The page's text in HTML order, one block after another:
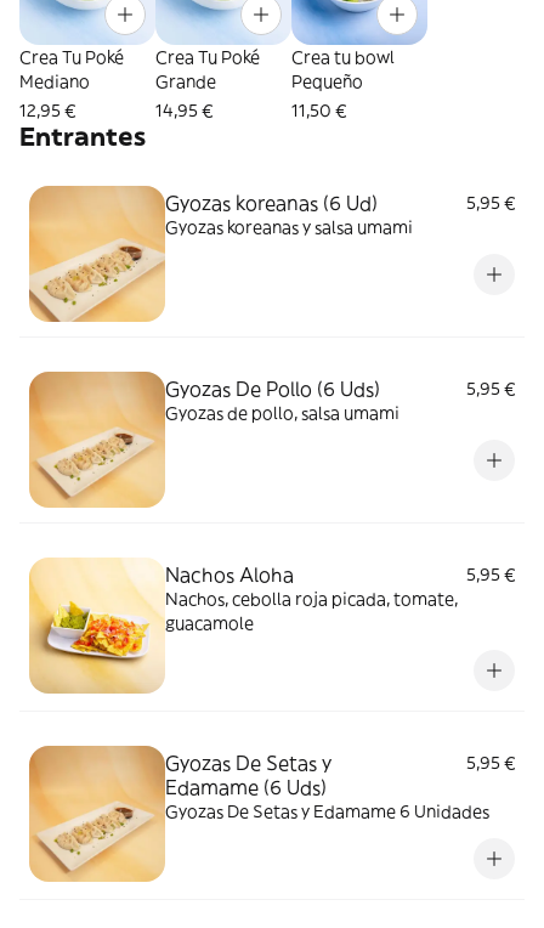
Crea Tu Poké
Mediano
12,95 €
Crea Tu Poké
Grande
14,95 €
Crea tu bowl
Pequeño
11,50 €
Entrantes
Gyozas koreanas (6 Ud)
5,95 €
Gyozas koreanas y salsa umami
Gyozas De Pollo (6 Uds)
5,95 €
Gyozas de pollo, salsa umami
Nachos Aloha
5,95 €
Nachos, cebolla roja picada, tomate,
guacamole
Gyozas De Setas y
Edamame (6 Uds)
5,95 €
Gyozas De Setas y Edamame 6 Unidades